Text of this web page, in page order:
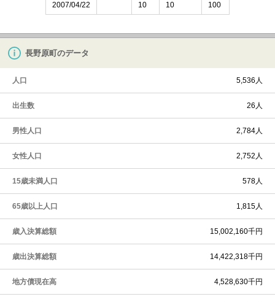
2007/04/22 10 10 100
長野原町のデータ
人口 5,536人
出生数 26人
男性人口 2,784人
女性人口 2,752人
15歳未満人口 578人
65歳以上人口 1,815人
歳入決算総額 15,002,160千円
歳出決算総額 14,422,318千円
地方債現在高 4,528,630千円